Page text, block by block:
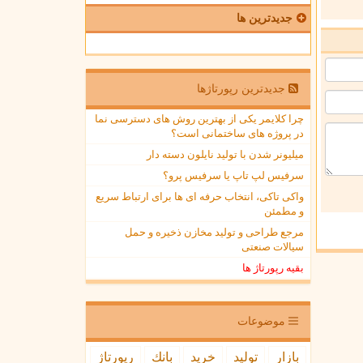
جدیدترین ها
جدیدترین رپورتاژها
چرا کلایمر یکی از بهترین روش های دسترسی نما
در پروژه های ساختمانی است؟
میلیونر شدن با تولید نایلون دسته دار
سرفیس لپ تاپ یا سرفیس پرو؟
واکی تاکی، انتخاب حرفه ای ها برای ارتباط سریع
و مطمئن
مرجع طراحی و تولید مخازن ذخیره و حمل
سیالات صنعتی
بقیه رپورتاژ ها
موضوعات
بازار تولید خرید بانك
رپورتاژ